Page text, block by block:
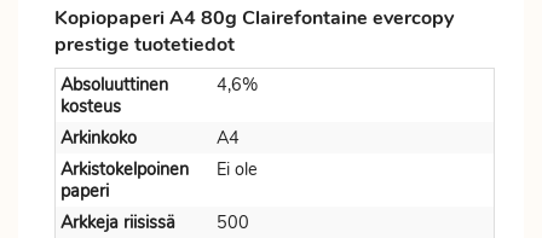
Kopiopaperi A4 80g Clairefontaine evercopy
prestige tuotetiedot
Absoluuttinen
kosteus
4,6%
Arkinkoko
A4
Arkistokelpoinen
paperi
Ei ole
Arkkeja riisissä
500